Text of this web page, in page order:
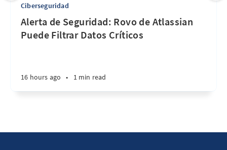
Ciberseguridad
Alerta de Seguridad: Rovo de Atlassian
Puede Filtrar Datos Críticos
16 hours ago • 1 min read